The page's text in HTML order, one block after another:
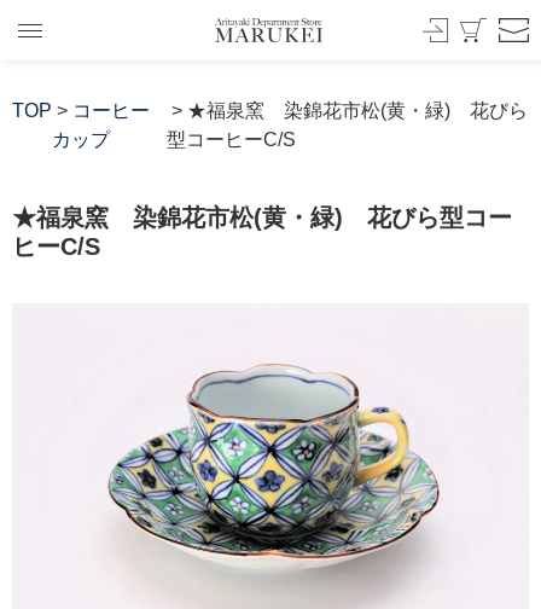
TOP > コーヒー
カップ
> ★福泉窯 染錦花市松(黄・緑) 花びら
型コーヒーC/S
★福泉窯 染錦花市松(黄・緑) 花びら型コー
ヒーC/S